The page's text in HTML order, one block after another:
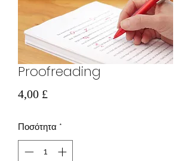
Proofreading
4,00 £
Ποσότητα *